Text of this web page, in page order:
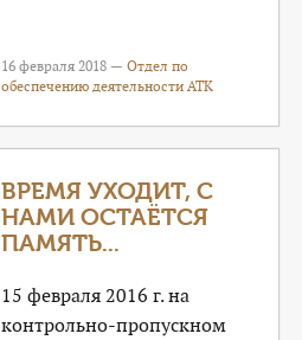
16 февраля 2018 —Отдел по
обеспечению деятельности АТК
ВРЕМЯ УХОДИТ, С
НАМИ ОСТАЁТСЯ
ПАМЯТЬ...
15 февраля 2016 г. на
контрольно-пропускном